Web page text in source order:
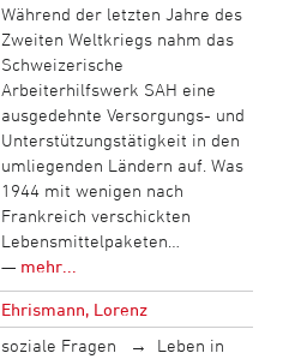
Während der letzten Jahre des
Zweiten Weltkriegs nahm das
Schweizerische
Arbeiterhilfswerk SAH eine
ausgedehnte Versorgungs- und
Unterstützungstätigkeit in den
umliegenden Ländern auf. Was
1944 mit wenigen nach
Frankreich verschickten
Lebensmittelpaketen…
— mehr...
Ehrismann, Lorenz
soziale Fragen
Leben in